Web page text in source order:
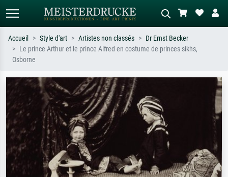
ex. Monet, Nuit étoilée,
impressionnisme, vague de Hokusai,
nu.
abstrait avec beaucoup de rouge,
tableau sombre, nu debout près d'un
arbre.
Accueil Style d'art Artistes non classés
Dr Ernst Becker
Le prince Arthur et le prince Alfred en costume de princes sikhs,
Osborne